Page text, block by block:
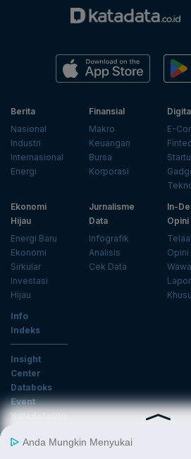
Berita
Nasional
Industri
Internasional
Energi
Finansial
Makro
Keuangan
Bursa
Korporasi
E-
Ekonomi
Hijau
Energi Baru
Ekonomi
Sirkular
Investasi
Hijau
Jurnalisme
Data
Infografik
Analisis
Cek Data
In-
Opini
Opini
Info
Indeks
Insight
Center
Databoks
Event
KatadataOto